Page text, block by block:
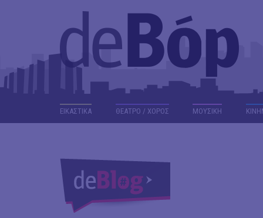
ΕΙΚΑΣΤΙΚΑ ΘΕΑΤΡΟ / ΧΟΡΟΣ ΜΟΥΣΙΚΗ